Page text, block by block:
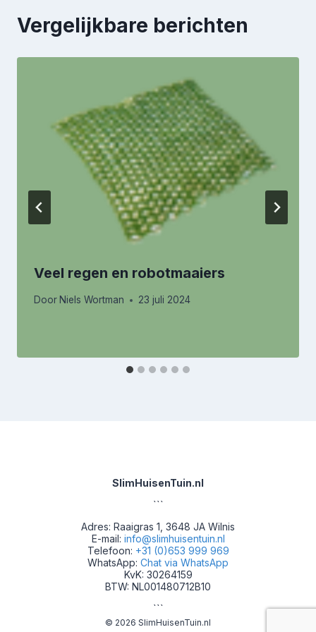
Vergelijkbare berichten
Veel regen en robotmaaiers
Door Niels Wortman 23 juli 2024
SlimHuisenTuin.nl
```
Adres: Raaigras 1, 3648 JA Wilnis
E-mail: info@slimhuisentuin.nl
Telefoon: +31 (0)653 999 969
WhatsApp: Chat via WhatsApp
KvK: 30264159
BTW: NL001480712B10
```
© 2026 SlimHuisenTuin.nl